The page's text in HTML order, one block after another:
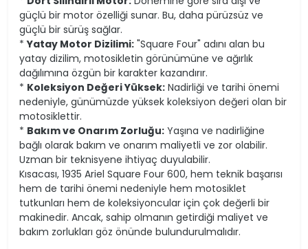
güçlü bir motor özelliği sunar. Bu, daha pürüzsüz ve
güçlü bir sürüş sağlar.
*Yatay Motor Dizilimi: "Square Four" adını alan bu
yatay dizilim, motosikletin görünümüne ve ağırlık
dağılımına özgün bir karakter kazandırır.
* Koleksiyon Değeri Yüksek: Nadirliği ve tarihi önemi
nedeniyle, günümüzde yüksek koleksiyon değeri olan bir
motosiklettir.
* Bakım ve Onarım Zorluğu: Yaşına ve nadirliğine
bağlı olarak bakım ve onarım maliyetli ve zor olabilir.
Uzman bir teknisyene ihtiyaç duyulabilir.
Kısacası, 1935 Ariel Square Four 600, hem teknik başarısı
hem de tarihi önemi nedeniyle hem motosiklet
tutkunları hem de koleksiyoncular için çok değerli bir
makinedir. Ancak, sahip olmanın getirdiği maliyet ve
bakım zorlukları göz önünde bulundurulmalıdır.